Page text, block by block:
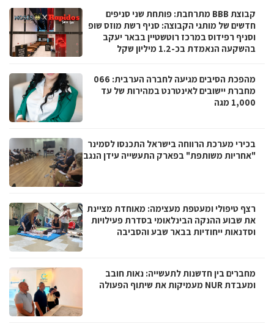
קבוצת BBB מתרחבת: פותחת שני סניפים
חדשים של מותגי הקבוצה: סניף רשת מוזס שופ
וסניף רפידוס במרכז רוטשטיין בבאר יעקב
בהשקעה הנאמדת בכ-1.2 מיליון שקל
מהפכת הסיבים מגיעה לחברה הערבית: 066
מחברת יישובים לאינטרנט במהירות של עד
1,000 מגה
בכירי מערכת הרווחה בישראל התכנסו לסמינר
"אחריות משותפת" בפארק התעשייה עידן הנגב
רצף טיפולי ומעטפת מעצימה: מאוחדת מציינת
את שבוע ההנקה הבינלאומי בסדרת פעילויות
וסדנאות ייחודיות בבאר שבע והסביבה
מחברים בין חדשנות לתעשייה: נאות חובב
ומעבדת NUR מעמיקות את שיתוף הפעולה